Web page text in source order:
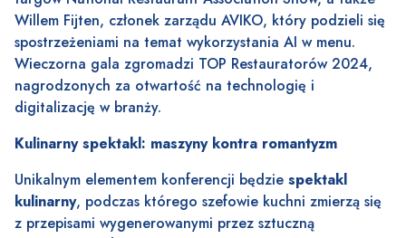
Willem Fijten, członek zarządu AVIKO, który podzieli się
spostrzeżeniami na temat wykorzystania AI w menu.
Wieczorna gala zgromadzi TOP Restauratorów 2024,
nagrodzonych za otwartość na technologię i
digitalizację w branży.
Kulinarny spektakl: maszyny kontra romantyzm
Unikalnym elementem konferencji będzie spektakl
kulinarny, podczas którego szefowie kuchni zmierzą się
z przepisami wygenerowanymi przez sztuczną